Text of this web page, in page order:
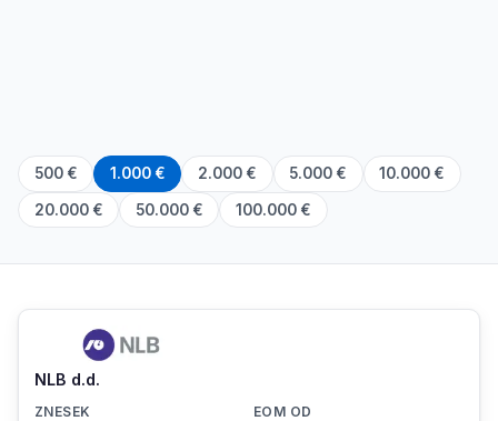
500 € 1.000 € 2.000 € 5.000 € 10.000 €
20.000 € 50.000 € 100.000 €
NLB d.d.